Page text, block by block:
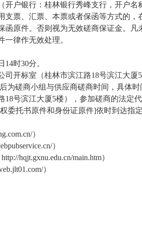
开户银行：桂林银行秀峰支行，开户
支票、汇票、本票或者保函等方式的
函原件。否则视为无效磋商保证金。
律作无效处理。
时30分。
开标室（桂林市滨江路18号滨江大厦5
为磋商小组与供应商磋商时间，具体
18号滨江大厦5楼），参加磋商的法定
委托书原件和身份证原件]依时到达指
）
）
hqjt.gxnu.edu.cn/main.htm）
）